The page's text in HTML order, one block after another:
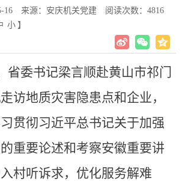
16 来源：安庆机关党建 阅读次数： 4816
小 】
省委书记梁言顺赴黄山市祁门
访地质灾害隐患点和企业，
贯彻习近平总书记关于加强
重要论述和考察安徽重要讲
村听诉求，优化服务解难